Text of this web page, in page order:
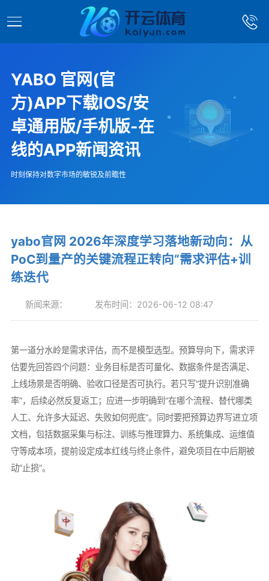
YABO 官网(官
方)APP下载IOS/安
卓通用版/手机版-在
线的APP新闻资讯
时刻保持对数字市场的敏锐及前瞻性
yabo官网 2026年深度学习落地新动向：从
PoC到量产的关键流程正转向“需求评估+训
练迭代
新闻来源： 发布时间：2026-06-12 08:47
第一道分水岭是需求评估，而不是模型选型。预算导向下，需求评
估要先回答四个问题：业务目标是否可量化、数据条件是否满足、
上线场景是否明确、验收口径是否可执行。若只写“提升识别准确
率”，后续必然反复返工；应进一步明确到“在哪个流程、替代哪类
人工、允许多大延迟、失败如何兜底”。同时要把预算边界写进立项
文档，包括数据采集与标注、训练与推理算力、系统集成、运维值
守等成本项，提前设定成本红线与终止条件，避免项目在中后期被
动“止损”。